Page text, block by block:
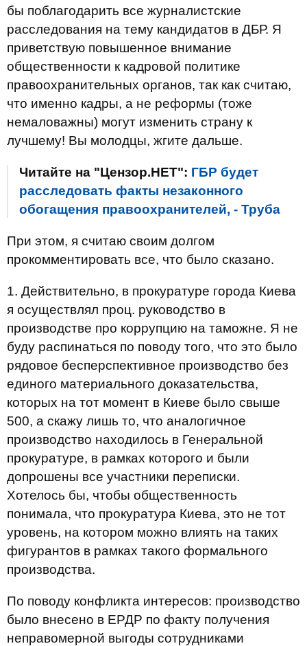
бы поблагодарить все журналистские
расследования на тему кандидатов в ДБР. Я
приветствую повышенное внимание
общественности к кадровой политике
правоохранительных органов, так как считаю,
что именно кадры, а не реформы (тоже
немаловажны) могут изменить страну к
лучшему! Вы молодцы, жгите дальше.
Читайте на "Цензор.НЕТ": ГБР будет
расследовать факты незаконного
обогащения правоохранителей, - Труба
При этом, я считаю своим долгом
прокомментировать все, что было сказано.
1. Действительно, в прокуратуре города Киева
я осуществлял проц. руководство в
производстве про коррупцию на таможне. Я не
буду распинаться по поводу того, что это было
рядовое бесперспективное производство без
единого материального доказательства,
которых на тот момент в Киеве было свыше
500, а скажу лишь то, что аналогичное
производство находилось в Генеральной
прокуратуре, в рамках которого и были
допрошены все участники переписки.
Хотелось бы, чтобы общественность
понимала, что прокуратура Киева, это не тот
уровень, на котором можно влиять на таких
фигурантов в рамках такого формального
производства.
По поводу конфликта интересов: производство
было внесено в ЕРДР по факту получения
неправомерной выгоды сотрудниками